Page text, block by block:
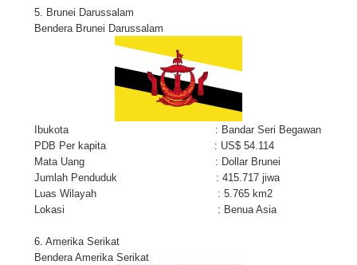
5. Brunei Darussalam
Bendera Brunei Darussalam
Ibukota : Bandar Seri Begawan
PDB Per kapita : US$ 54.114
Mata Uang : Dollar Brunei
Jumlah Penduduk : 415.717 jiwa
Luas Wilayah : 5.765 km2
Lokasi : Benua Asia
6. Amerika Serikat
Bendera Amerika Serikat